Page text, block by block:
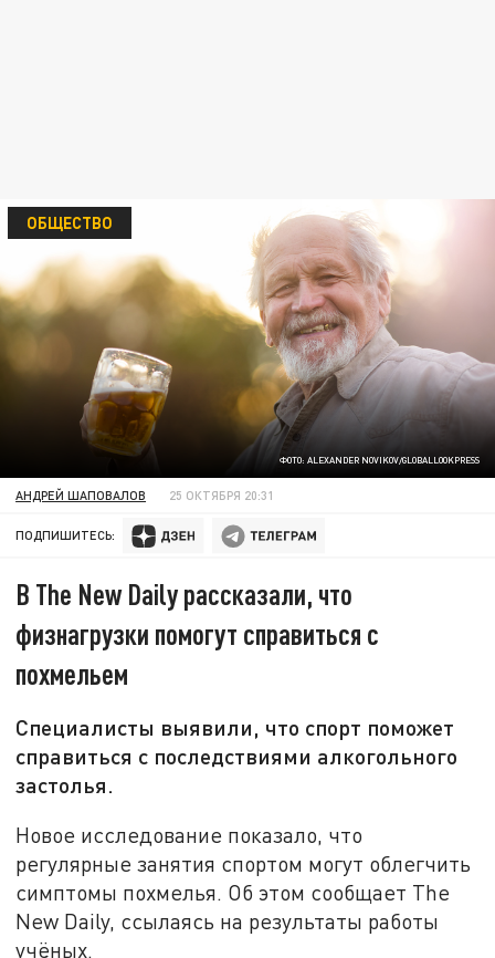
ФОТО: ALEXANDER NOVIKOV/GLOBALLOOKPRESS
ОБЩЕСТВО
АНДРЕЙ ШАПОВАЛОВ 25 ОКТЯБРЯ 20:31
ПОДПИШИТЕСЬ:
В The New Daily рассказали, что
физнагрузки помогут справиться с
похмельем
Специалисты выявили, что спорт поможет
справиться с последствиями алкогольного
застолья.
Новое исследование показало, что
регулярные занятия спортом могут облегчить
симптомы похмелья. Об этом сообщает The
New Daily, ссылаясь на результаты работы
учёных.